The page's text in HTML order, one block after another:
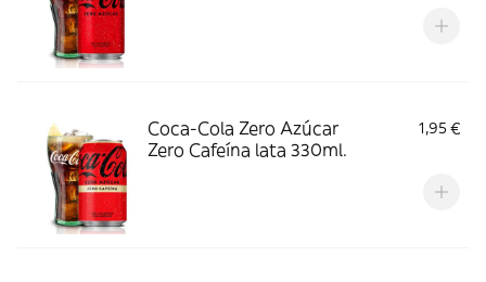
Coca-Cola Zero Azúcar
Zero Cafeína lata 330ml.
1,95 €